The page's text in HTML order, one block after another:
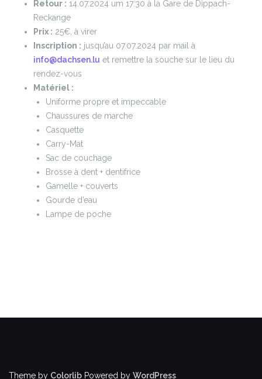
Retour : 14.07.2024 um 17:30 à la Gare de Dippach-
Reckange
Prix : 25€, à virer
Inscription : jusqu’au 07.07.2024 par mail à
info@dachsen.lu et remettre la souche sur le lieu du
rendez-vous
Matériel :
Uniforme propre et impeccable
Chaussures de marche
Casquette
Carry-Mat
Sac de couchage
Brosse à dent + dentifrice
Gamelle + couverts
Gourde d’eau
Lampe de poche
Theme by Colorlib Powered by WordPress